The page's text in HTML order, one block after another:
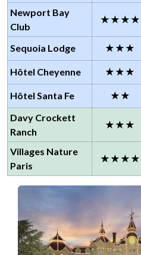
Newport Bay
Club
★★★★
Sequoia Lodge ★★★
Hôtel Cheyenne ★★★
Hôtel Santa Fe ★★
Davy Crockett
Ranch
★★★
Villages Nature
Paris
★★★★